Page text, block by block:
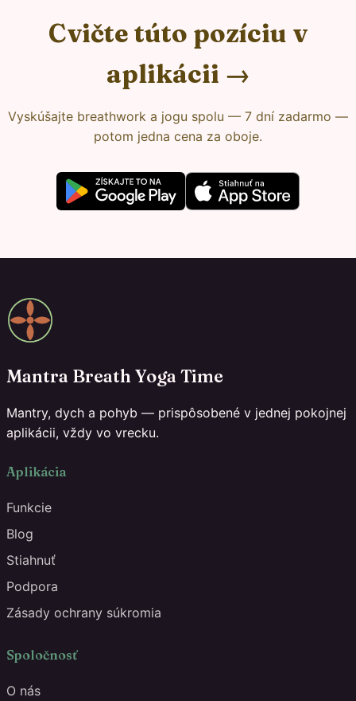
Cvičte túto pozíciu v
aplikácii →
Vyskúšajte breathwork a jogu spolu — 7 dní zadarmo —
potom jedna cena za oboje.
Mantra Breath Yoga Time
Mantry, dych a pohyb — prispôsobené v jednej pokojnej
aplikácii, vždy vo vrecku.
Aplikácia
Funkcie
Blog
Stiahnuť
Podpora
Zásady ochrany súkromia
Spoločnosť
O nás